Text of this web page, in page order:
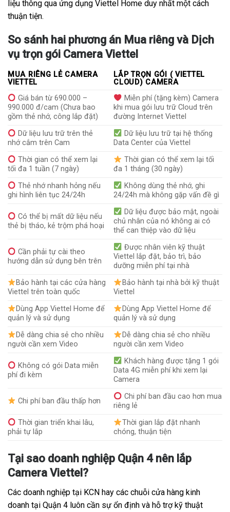
liệu thông qua ứng dụng Viettel Home duy nhất một cách
thuận tiện.
So sánh hai phương án Mua riêng và Dịch
vụ trọn gói Camera Viettel
MUA RIÊNG LẺ CAMERA
VIETTEL
LẮP TRỌN GÓI ( VIETTEL
CLOUD) CAMERA
Giá bán từ 690.000 –
990.000 đ/cam (Chưa bao
gồm thẻ nhớ, công lắp đặt)
Miễn phí (tặng kèm) Camera
khi mua gói lưu trữ Cloud trên
đường Internet Viettel
Dữ liệu lưu trữ trên thẻ
nhớ cắm trên Cam
Dữ liệu lưu trữ tại hệ thống
Data Center của Viettel
Thời gian có thể xem lại
tối đa 1 tuần (7 ngày)
Thời gian có thể xem lại tối
đa 1 tháng (30 ngày)
Thẻ nhớ nhanh hỏng nếu
ghi hình liên tục 24/24h
Không dùng thẻ nhớ, ghi
24/24h mà không gặp vấn đề gì
Có thể bị mất dữ liệu nếu
thẻ bị tháo, kẻ trộm phá hoại
Dữ liệu được bảo mật, ngoài
chủ nhân của nó không ai có
thể can thiệp vào dữ liệu
Cần phải tự cài theo
hướng dẫn sử dụng bên trên
Được nhân viên kỹ thuật
Viettel lắp đặt, bảo trì, bảo
dưỡng miễn phí tại nhà
Bảo hành tại các cửa hàng
Viettel trên toàn quốc
Bảo hành tại nhà bởi kỹ thuật
Viettel
Dùng App Viettel Home để
quản lý và sử dụng
Dùng App Viettel Home để
quản lý và sử dụng
Dễ dàng chia sẻ cho nhiều
người cần xem Video
Dễ dàng chia sẻ cho nhiều
người cần xem Video
Không có gói Data miễn
phí đi kèm
Khách hàng được tặng 1 gói
Data 4G miễn phí khi xem lại
Camera
Chi phí ban đầu thấp hơn
Chi phí ban đầu cao hơn mua
riêng lẻ
Thời gian triển khai lâu,
phải tự lắp
Thời gian lắp đặt nhanh
chóng, thuận tiện
Tại sao doanh nghiệp Quận 4 nên lắp
Camera Viettel?
Các doanh nghiệp tại KCN hay các chuỗi cửa hàng kinh
doanh tại Quận 4 luôn cần sự ổn định và hỗ trợ kỹ thuật